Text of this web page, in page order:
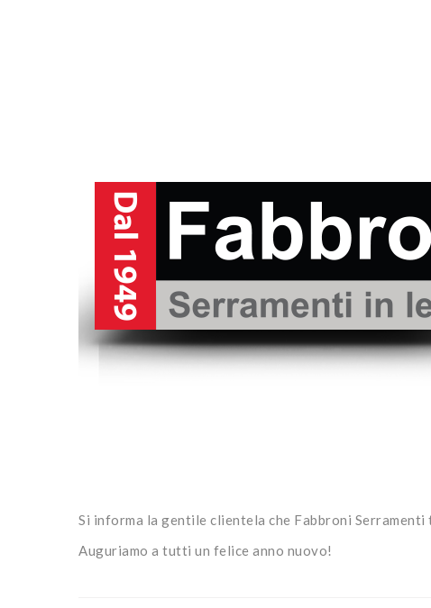
Si informa la gentile clientela che Fabbroni
Auguriamo a tutti un felice anno nuovo!